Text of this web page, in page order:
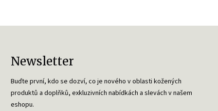
Newsletter
Buďte první, kdo se dozví, co je nového v oblasti kožených
produktů a doplňků, exkluzivních nabídkách a slevách v našem
eshopu.